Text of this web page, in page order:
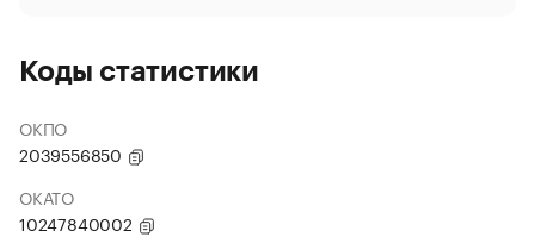
Коды статистики
ОКПО
2039556850
ОКАТО
10247840002